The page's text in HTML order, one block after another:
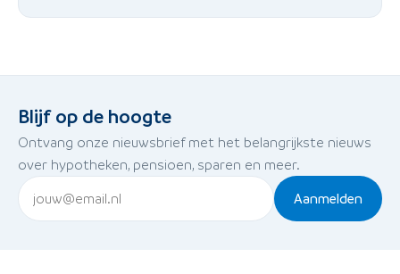
Blijf op de hoogte
Ontvang onze nieuwsbrief met het belangrijkste nieuws
over hypotheken, pensioen, sparen en meer.
Aanmelden